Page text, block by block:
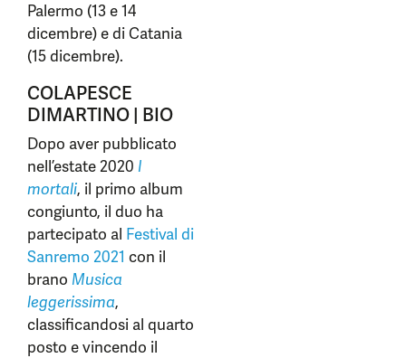
Palermo (13 e 14
dicembre) e di Catania
(15 dicembre).
COLAPESCE
DIMARTINO | BIO
Dopo aver pubblicato
nell’estate 2020 I
mortali, il primo album
congiunto, il duo ha
partecipato al Festival di
Sanremo 2021 con il
brano Musica
leggerissima,
classificandosi al quarto
posto e vincendo il